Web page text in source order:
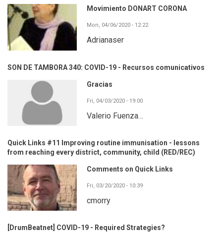
Movimiento DONART CORONA
Mon, 04/06/2020 - 12:22
Adrianaser
SON DE TAMBORA 340: COVID-19 - Recursos comunicativos
Gracias
Fri, 04/03/2020 - 19:00
Valerio Fuenza…
Quick Links #11 Improving routine immunisation - lessons
from reaching every district, community, child (RED/REC)
Comments on Quick Links
Fri, 03/20/2020 - 10:39
cmorry
[DrumBeatnet] COVID-19 - Required Strategies?